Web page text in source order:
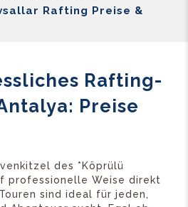
Rafting Preise &
Rafting-
Preise
des *Köprülü
professionelle Weise direkt
sind ideal für jeden,